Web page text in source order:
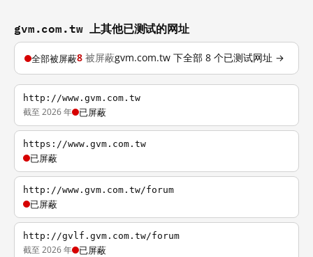
gvm.com.tw 上其他已测试的网址
全部被屏蔽8 被屏蔽gvm.com.tw 下全部 8 个已测试网址 →
http://www.gvm.com.tw
截至 2026 年 已屏蔽
https://www.gvm.com.tw
已屏蔽
http://www.gvm.com.tw/forum
已屏蔽
http://gvlf.gvm.com.tw/forum
截至 2026 年 已屏蔽